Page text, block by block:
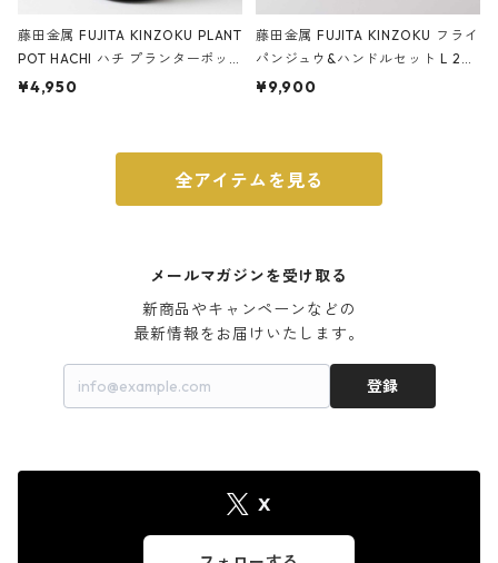
藤田金属 FUJITA KINZOKU PLANT
POT HACHI ハチ プランターポッ
ト 3号 ブラック
¥4,950
藤田金属 FUJITA KINZOKU フライ
パンジュウ&ハンドルセット L 24c
m ガス火・IH対応 鉄フライパン
¥9,900
全アイテムを見る
メールマガジンを受け取る
新商品やキャンペーンなどの
最新情報をお届けいたします。
登録
X